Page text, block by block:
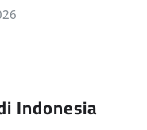
Indonesia